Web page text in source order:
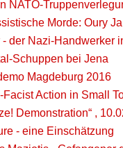
NATO-
Morde: Oury
- der Nazi-Handwerker
Schuppen bei Jena
Magdeburg 2016
Facist Action in Small
Demonstration“ ,
- eine Einschätzung